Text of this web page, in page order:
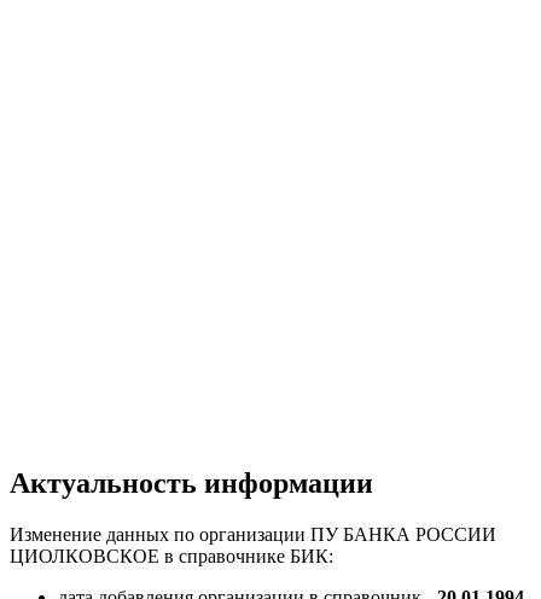
Актуальность информации
Изменение данных по организации ПУ БАНКА РОССИИ
ЦИОЛКОВСКОЕ в справочнике БИК: